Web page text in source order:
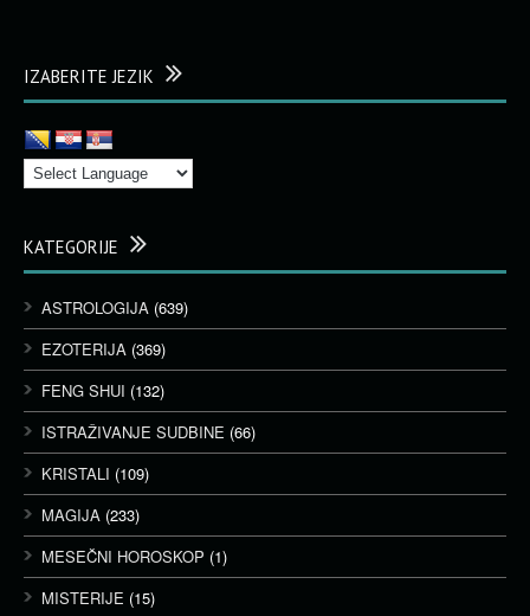
IZABERITE JEZIK
KATEGORIJE
ASTROLOGIJA (639)
EZOTERIJA (369)
FENG SHUI (132)
ISTRAŽIVANJE SUDBINE (66)
KRISTALI (109)
MAGIJA (233)
MESEČNI HOROSKOP (1)
MISTERIJE (15)